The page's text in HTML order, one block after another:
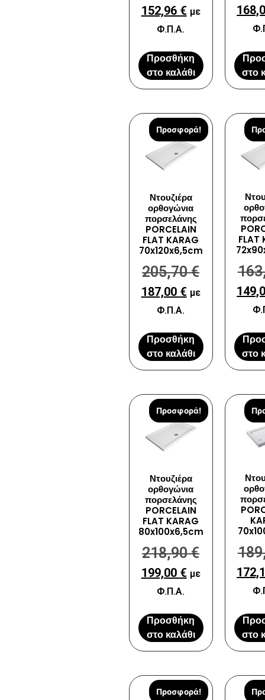
152,96 € με
Φ.Π.Α.
Προσθήκη
στο καλάθι
στο
Προσφορά!
Ντουζιέρα
ορθογώνια
πορσελάνης
PORCELAIN
FLAT KARAG
70x120x6,5cm
205,70€
187,00 € με
Φ.Π.Α.
Προσθήκη
στο καλάθι
FLAT
στο
Προσφορά!
Ντουζιέρα
ορθογώνια
πορσελάνης
PORCELAIN
FLAT KARAG
80x100x6,5cm
218,90€
199,00 € με
Φ.Π.Α.
Προσθήκη
στο καλάθι
στο
Προσφορά!